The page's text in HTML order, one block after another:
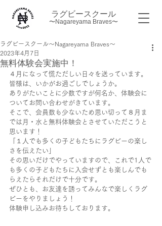
ラグビースクール
〜Nagareyama Braves〜
無料体験会実施中！
ラグビースクール～Nagareyama Braves～
2023年4月7日
４月になって慌ただしい日々を送っています。
皆様は、いかがお過ごしでしょうか。
ありがたいことに少数ですが何名か、体験会に
ついてお問い合わせがきています。
そこで、会員数も少ないため思い切って８月ま
では月・水と無料体験会とさせていただこうと
思います！
「１人でも多くの子どもたちにラグビーの楽し
さを伝えたい」
その思いだけでやっていますので、これで1人で
も多くの子どもたちに入会せずとも楽しんでも
らえたらそれだけで十分です。
ぜひとも、お友達を誘ってみんなで楽しくラグ
ビーをやりましょう！
体験申し込みお待ちしております。